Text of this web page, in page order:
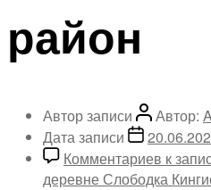
район
Автор записи Автор:
Дата записи
Комментариев к
деревне Слободка